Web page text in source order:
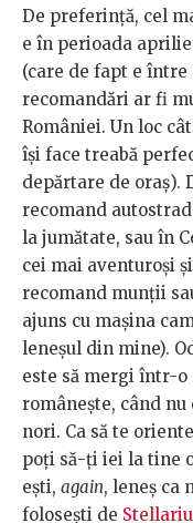
De preferinţă, cel
e în perioada
(care de fapt e între
recomandări ar fi
României. Un loc
îşi face treabă
depărtare de oraş).
recomand
la jumătate, sau în
cei mai aventuroşi
recomand munţii
ajuns cu maşina
leneşul din mine).
este să mergi într-o
româneşte, când nu
nori. Ca să te
poţi să-ți iei la tine
ești, again, leneş ca
folosești de